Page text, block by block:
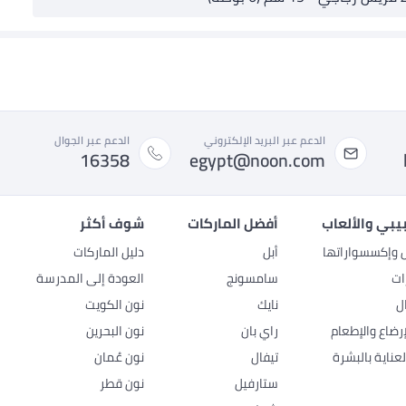
الدعم عبر البريد الإلكتروني
egypt@noon.com
الدعم عبر الجوال
16358
والألعاب
وإكسسواراتها
والإطعام
بالبشرة
أفضل الماركات
أبل
سامسونج
نايك
راي بان
تيفال
ستارفيل
شوف أكثر
دليل الماركات
العودة إلى المدرسة
نون الكويت
نون البحرين
نون عُمان
نون قطر